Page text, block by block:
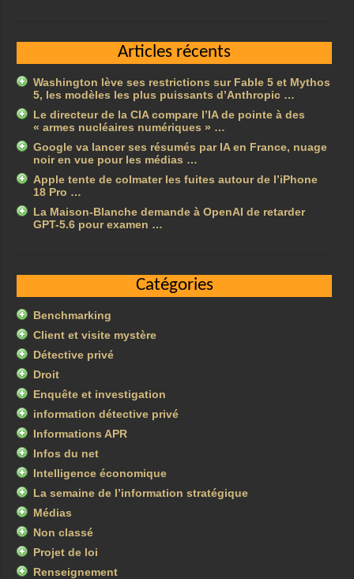
Articles récents
Washington lève ses restrictions sur Fable 5 et Mythos
5, les modèles les plus puissants d’Anthropic …
Le directeur de la CIA compare l’IA de pointe à des
« armes nucléaires numériques » …
Google va lancer ses résumés par IA en France, nuage
noir en vue pour les médias …
Apple tente de colmater les fuites autour de l’iPhone
18 Pro …
La Maison-Blanche demande à OpenAI de retarder
GPT-5.6 pour examen …
Catégories
Benchmarking
Client et visite mystère
Détective privé
Droit
Enquête et investigation
information détective privé
Informations APR
Infos du net
Intelligence économique
La semaine de l’information stratégique
Médias
Non classé
Projet de loi
Renseignement